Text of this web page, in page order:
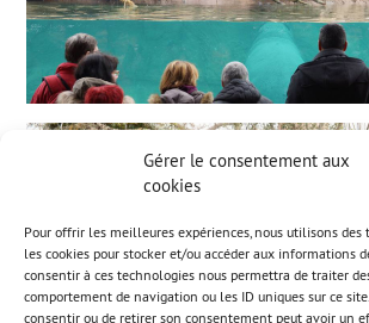
Gérer le consentement aux
cookies
Pour offrir les meilleures expériences, nous utilisons
les cookies pour stocker et/ou accéder aux informations
consentir à ces technologies nous permettra de traiter
comportement de navigation ou les ID uniques sur ce
consentir ou de retirer son consentement peut avoir un